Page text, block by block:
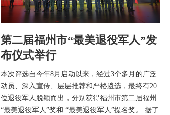
第二届福州市“最美退役军人”发
布仪式举行
本次评选自今年8月启动以来，经过3个多月的广泛
动员、深入宣传、层层推荐和严格遴选，最终有20
位退役军人脱颖而出，分别获得福州市第二届福州
“最美退役军人”奖和 “最美退役军人”提名奖。 据了